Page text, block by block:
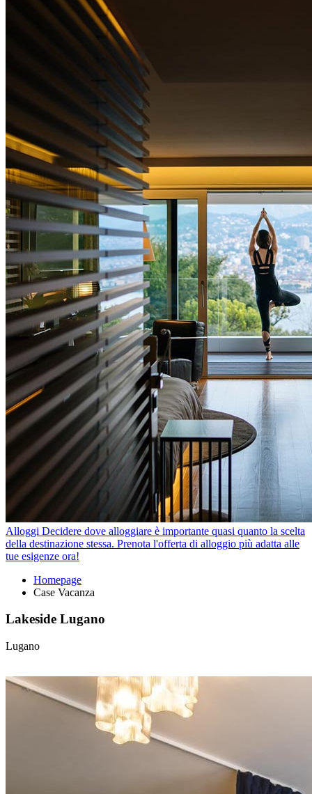
Alloggi Decidere dove alloggiare è importante quasi quanto la scelta
della destinazione stessa. Prenota l'offerta di alloggio più adatta alle
tue esigenze ora!
Homepage
Case Vacanza
Lakeside Lugano
Lugano